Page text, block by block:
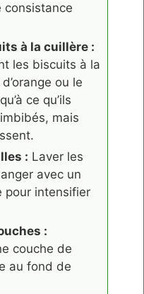
consistance
à la cuillère :
les biscuits à la
ou le
ce qu’ils
mais
: Laver les
avec un
pour intensifier
:
couche de
au fond de